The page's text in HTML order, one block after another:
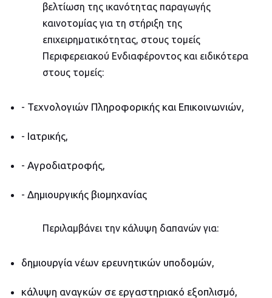
βελτίωση της ικανότητας παραγωγής
καινοτομίας για τη στήριξη της
επιχειρηματικότητας, στους τομείς
Περιφερειακού Ενδιαφέροντος και ειδικότερα
στους τομείς:
- Τεχνολογιών Πληροφορικής και Επικοινωνιών,
- Ιατρικής,
- Αγροδιατροφής,
- Δημιουργικής βιομηχανίας
Περιλαμβάνει την κάλυψη δαπανών για:
δημιουργία νέων ερευνητικών υποδομών,
κάλυψη αναγκών σε εργαστηριακό εξοπλισμό,